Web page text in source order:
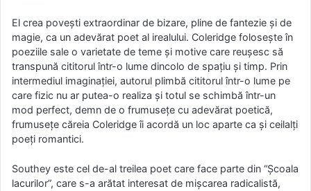
El crea poveşti extraordinar de bizare, pline de fantezie şi de
magie, ca un adevărat poet al irealului. Coleridge foloseşte în
poeziile sale o varietate de teme şi motive care reuşesc să
transpună cititorul într-o lume dincolo de spaţiu şi timp. Prin
intermediul imaginaţiei, autorul plimbă cititorul într-o lume pe
care fizic nu ar putea-o realiza şi totul se schimbă într-un
mod perfect, demn de o frumuseţe cu adevărat poetică,
frumuseţe căreia Coleridge îi acordă un loc aparte ca şi ceilalţi
poeţi romantici.
Southey este cel de-al treilea poet care face parte din “Şcoala
lacurilor”, care s-a arătat interesat de mişcarea radicalistă,